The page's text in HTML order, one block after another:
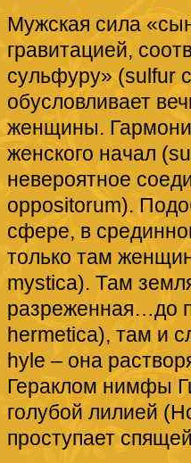
Мужская сила
гравитацией,
сульфуру» (sulfur
обусловливает
женщины.
женского начал
невероятное
oppositorum).
сфере, в
только там
mystica). Там
разреженная…до
hermetica), там и
hyle – она
Гераклом нимфы
голубой лилией
проступает